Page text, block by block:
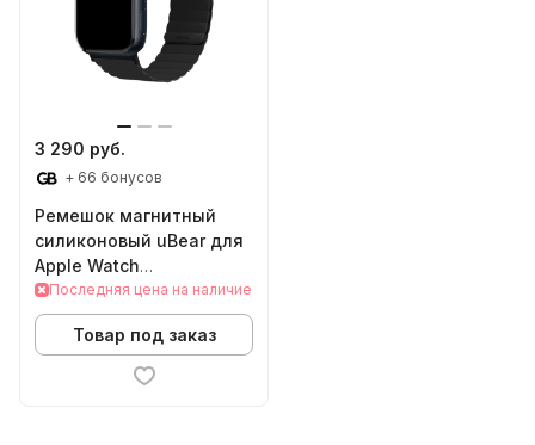
3 290 руб.
+ 66 бонусов
Ремешок магнитный
силиконовый uBear для
Apple Watch
38/40/41/42mm (S/M,
черный)
Последняя цена на наличие
Товар под заказ